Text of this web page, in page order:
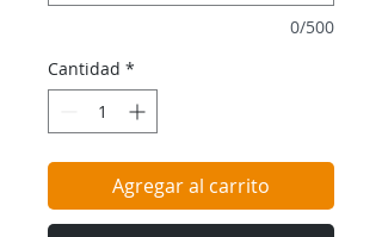
0/500
Cantidad *
Agregar al carrito